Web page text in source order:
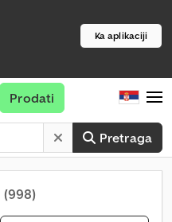
Ka aplikaciji
Pretraga
Prodati
(998)